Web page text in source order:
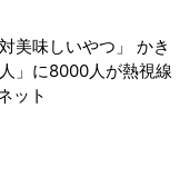
美味しいやつ」 かき
」に8000人が熱視線
ット